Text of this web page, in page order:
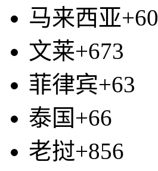
马来西亚+60
文莱+673
菲律宾+63
泰国+66
老挝+856